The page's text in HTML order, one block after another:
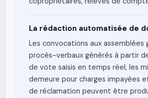
La rédaction automatisée de
Les convocations aux assemblées
procès-verbaux générés à partir
de vote saisis en temps réel, les
demeure pour charges impayées
de réclamation peuvent être